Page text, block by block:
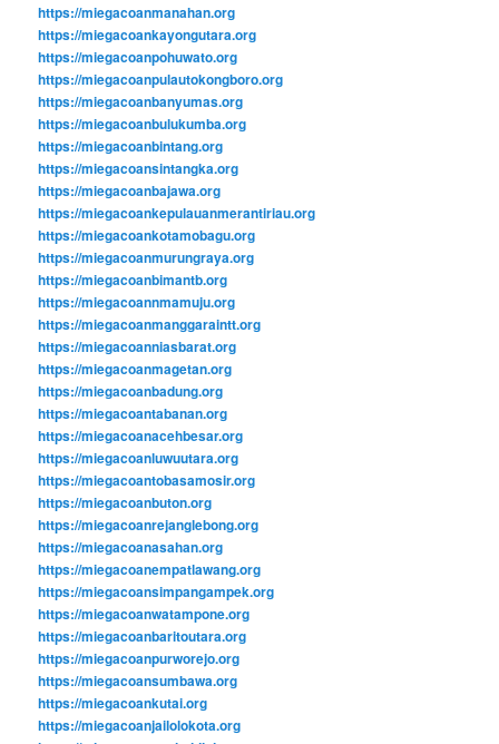
https://miegacoanmanahan.org
https://miegacoankayongutara.org
https://miegacoanpohuwato.org
https://miegacoanpulautokongboro.org
https://miegacoanbanyumas.org
https://miegacoanbulukumba.org
https://miegacoanbintang.org
https://miegacoansintangka.org
https://miegacoanbajawa.org
https://miegacoankepulauanmerantiriau.org
https://miegacoankotamobagu.org
https://miegacoanmurungraya.org
https://miegacoanbimantb.org
https://miegacoannmamuju.org
https://miegacoanmanggaraintt.org
https://miegacoanniasbarat.org
https://miegacoanmagetan.org
https://miegacoanbadung.org
https://miegacoantabanan.org
https://miegacoanacehbesar.org
https://miegacoanluwuutara.org
https://miegacoantobasamosir.org
https://miegacoanbuton.org
https://miegacoanrejanglebong.org
https://miegacoanasahan.org
https://miegacoanempatlawang.org
https://miegacoansimpangampek.org
https://miegacoanwatampone.org
https://miegacoanbaritoutara.org
https://miegacoanpurworejo.org
https://miegacoansumbawa.org
https://miegacoankutai.org
https://miegacoanjailolokota.org